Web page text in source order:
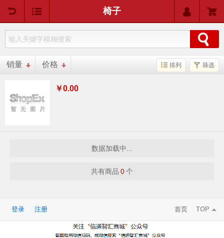
椅子
用户中心
销量 价格 排列 筛选
￥0.00
数据加载中...
共有商品 0个
登录 注册 首页 TOP